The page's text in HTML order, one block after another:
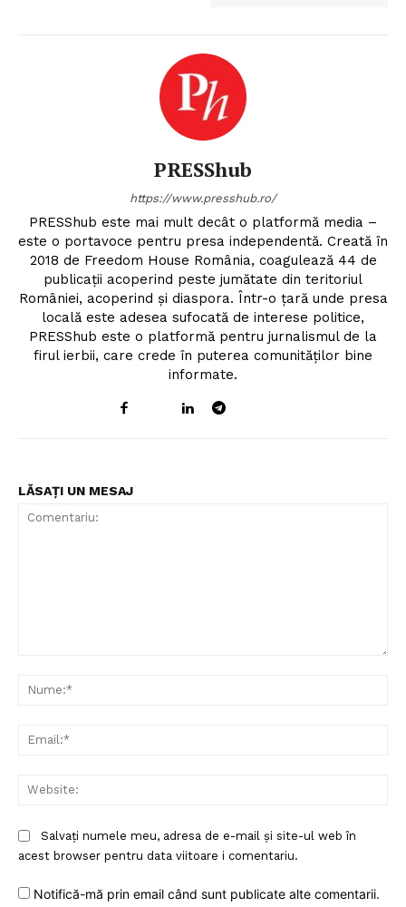
FREEDOM HOUSE ROMÂNIA
PRESShub
PRESShub
https://www.presshub.ro/
PRESShub este mai mult decât o platformă media –
este o portavoce pentru presa independentă. Creată în
2018 de Freedom House România, coagulează 44 de
publicații acoperind peste jumătate din teritoriul
României, acoperind și diaspora. Într-o țară unde presa
locală este adesea sufocată de interese politice,
PRESShub este o platformă pentru jurnalismul de la
firul ierbii, care crede în puterea comunităților bine
informate.
LĂSAȚI UN MESAJ
Salvați numele meu, adresa de e-mail și site-ul web în
acest browser pentru data viitoare i comentariu.
Notifică-mă prin email când sunt publicate alte comentarii.